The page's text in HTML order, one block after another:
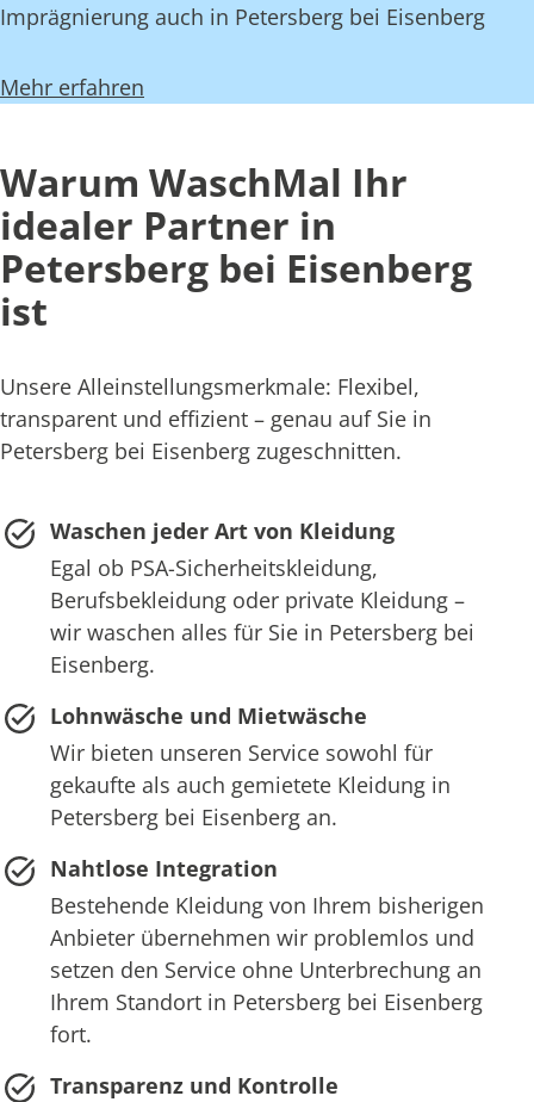
Imprägnierung auch in Petersberg bei Eisenberg
Mehr erfahren
Warum WaschMal Ihr
idealer Partner in
Petersberg bei Eisenberg
ist
Unsere Alleinstellungsmerkmale: Flexibel,
transparent und effizient – genau auf Sie in
Petersberg bei Eisenberg zugeschnitten.
Waschen jeder Art von Kleidung
Egal ob PSA-Sicherheitskleidung,
Berufsbekleidung oder private Kleidung –
wir waschen alles für Sie in Petersberg bei
Eisenberg.
Lohnwäsche und Mietwäsche
Wir bieten unseren Service sowohl für
gekaufte als auch gemietete Kleidung in
Petersberg bei Eisenberg an.
Nahtlose Integration
Bestehende Kleidung von Ihrem bisherigen
Anbieter übernehmen wir problemlos und
setzen den Service ohne Unterbrechung an
Ihrem Standort in Petersberg bei Eisenberg
fort.
Transparenz und Kontrolle